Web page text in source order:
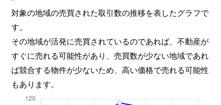
対象の地域の売買された取引数の推移を表したグラフで
す。
その地域が活発に売買されているのであれば、不動産が
すぐに売れる可能性があり、売買数が少ない地域であれ
ば競合する物件が少ないため、高い価格で売れる可能性
もあります。